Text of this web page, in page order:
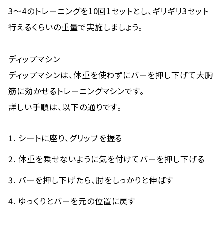
3～4のトレーニングを10回1セットとし、ギリギリ3セット
行えるくらいの重量で実施しましょう。
ディップマシン
ディップマシンは、体重を使わずにバーを押し下げて大胸
筋に効かせるトレーニングマシンです。
詳しい手順は、以下の通りです。
シートに座り、グリップを握る
体重を乗せないように気を付けてバーを押し下げる
バーを押し下げたら、肘をしっかりと伸ばす
ゆっくりとバーを元の位置に戻す